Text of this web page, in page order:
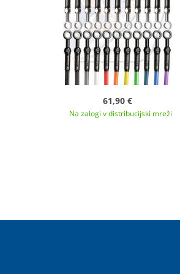
61,90 €
Na zalogi v distribucijski mreži